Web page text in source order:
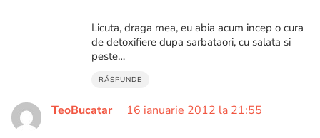
Licuta, draga mea, eu abia acum incep o cura
de detoxifiere dupa sarbataori, cu salata si
peste…
RĂSPUNDE
TeoBucatar 16 ianuarie 2012 la 21:55